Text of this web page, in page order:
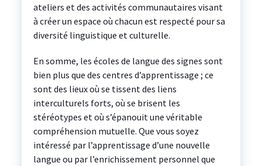
ateliers et des activités communautaires visant
à créer un espace où chacun est respecté pour sa
diversité linguistique et culturelle.
En somme, les écoles de langue des signes sont
bien plus que des centres d’apprentissage ; ce
sont des lieux où se tissent des liens
interculturels forts, où se brisent les
stéréotypes et où s’épanouit une véritable
compréhension mutuelle. Que vous soyez
intéressé par l’apprentissage d’une nouvelle
langue ou par l’enrichissement personnel que